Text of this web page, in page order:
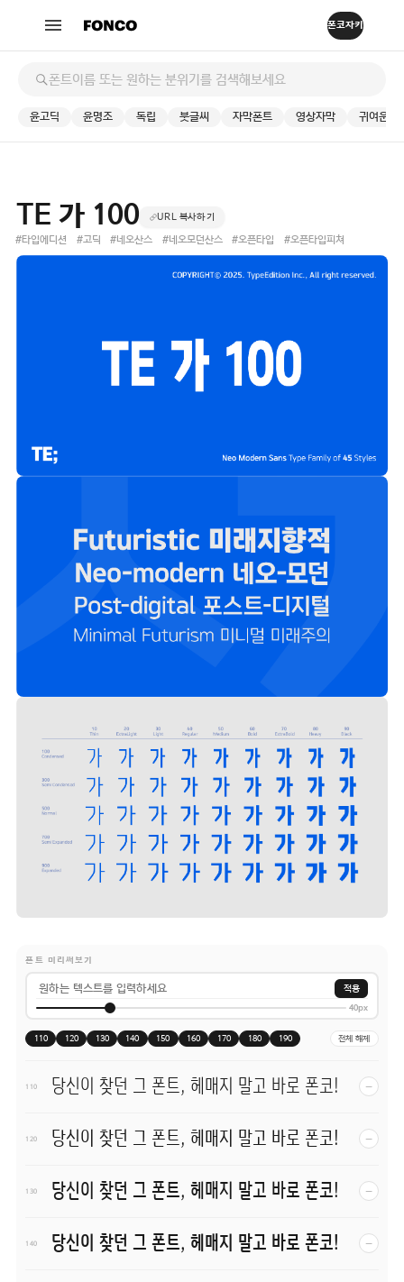
윤고딕 윤명조 독립 붓글씨 자막폰트 영상자막 귀여운
TE 가 100 URL 복사하기
#타입에디션 #고딕 #네오산스 #네오모던산스 #오픈타입 #오픈타입피쳐
폰트 미리써보기
적용
40px
110 120 130 140 150 160 170 180 190 전체 해제
110 당신이 찾던 그 폰트, 헤매지 말고 바로 폰코! −
120 당신이 찾던 그 폰트, 헤매지 말고 바로 폰코! −
130 당신이 찾던 그 폰트, 헤매지 말고 바로 폰코! −
140 당신이 찾던 그 폰트, 헤매지 말고 바로 폰코! −